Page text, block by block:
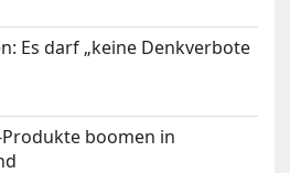
Es darf „keine Denkverbote
boomen in